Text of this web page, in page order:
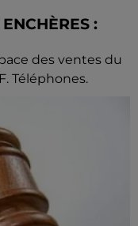
:
des ventes du
Téléphones.